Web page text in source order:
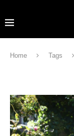
Home Tags